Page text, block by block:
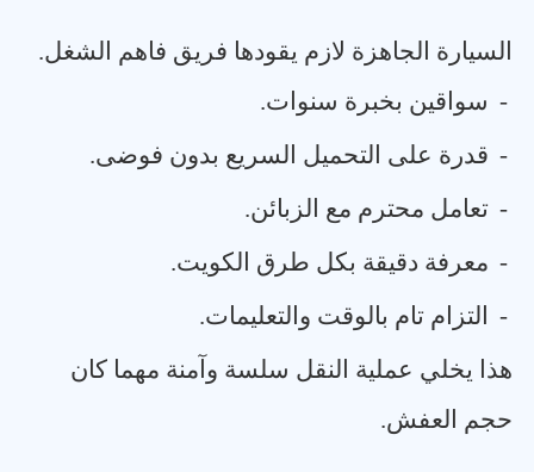
السيارة الجاهزة لازم يقودها فريق فاهم الشغل.
- سواقين بخبرة سنوات.
- قدرة على التحميل السريع بدون فوضى.
- تعامل محترم مع الزبائن.
- معرفة دقيقة بكل طرق الكويت.
-
التزام تام بالوقت والتعليمات.
هذا يخلي عملية النقل سلسة وآمنة مهما كان
حجم العفش.